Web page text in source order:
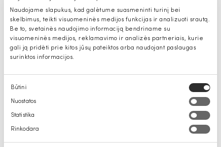
Naudojame slapukus, kad galėtume suasmeninti turinį bei
skelbimus, teikti visuomeninės medijos funkcijas ir analizuoti srautą.
Be to, svetainės naudojimo informaciją bendriname su
visuomeninės medijos, reklamavimo ir analizės partneriais, kurie
gali ją pridėti prie kitos jūsų pateiktos arba naudojant paslaugas
surinktos informacijos.
Sutikimo
pasirinkimas
Būtini
Nuostatos
Statistika
Rinkodara